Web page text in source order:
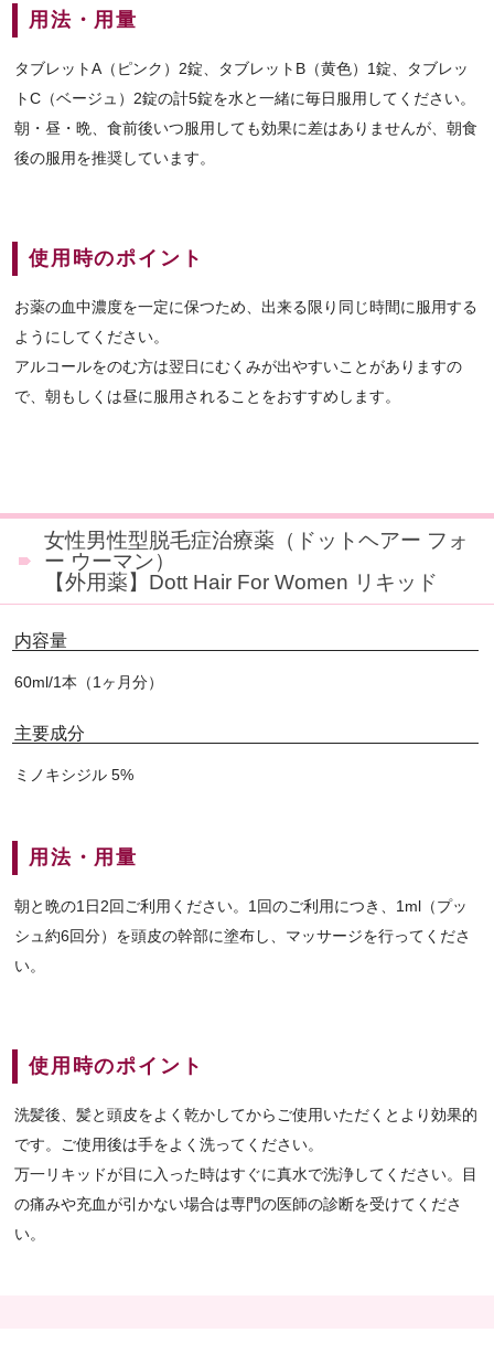
用法・用量
タブレットA（ピンク）2錠、タブレットB（黄色）1錠、タブレッ
トC（ベージュ）2錠の計5錠を水と一緒に毎日服用してください。
朝・昼・晩、食前後いつ服用しても効果に差はありませんが、朝食
後の服用を推奨しています。
使用時のポイント
お薬の血中濃度を一定に保つため、出来る限り同じ時間に服用する
ようにしてください。
アルコールをのむ方は翌日にむくみが出やすいことがありますの
で、朝もしくは昼に服用されることをおすすめします。
女性男性型脱毛症治療薬（ドットヘアー フォ
ー ウーマン）
【外用薬】Dott Hair For Women リキッド
内容量
60ml/1本（1ヶ月分）
主要成分
ミノキシジル 5%
用法・用量
朝と晩の1日2回ご利用ください。1回のご利用につき、1ml（プッ
シュ約6回分）を頭皮の幹部に塗布し、マッサージを行ってくださ
い。
使用時のポイント
洗髪後、髪と頭皮をよく乾かしてからご使用いただくとより効果的
です。ご使用後は手をよく洗ってください。
万一リキッドが目に入った時はすぐに真水で洗浄してください。目
の痛みや充血が引かない場合は専門の医師の診断を受けてくださ
い。